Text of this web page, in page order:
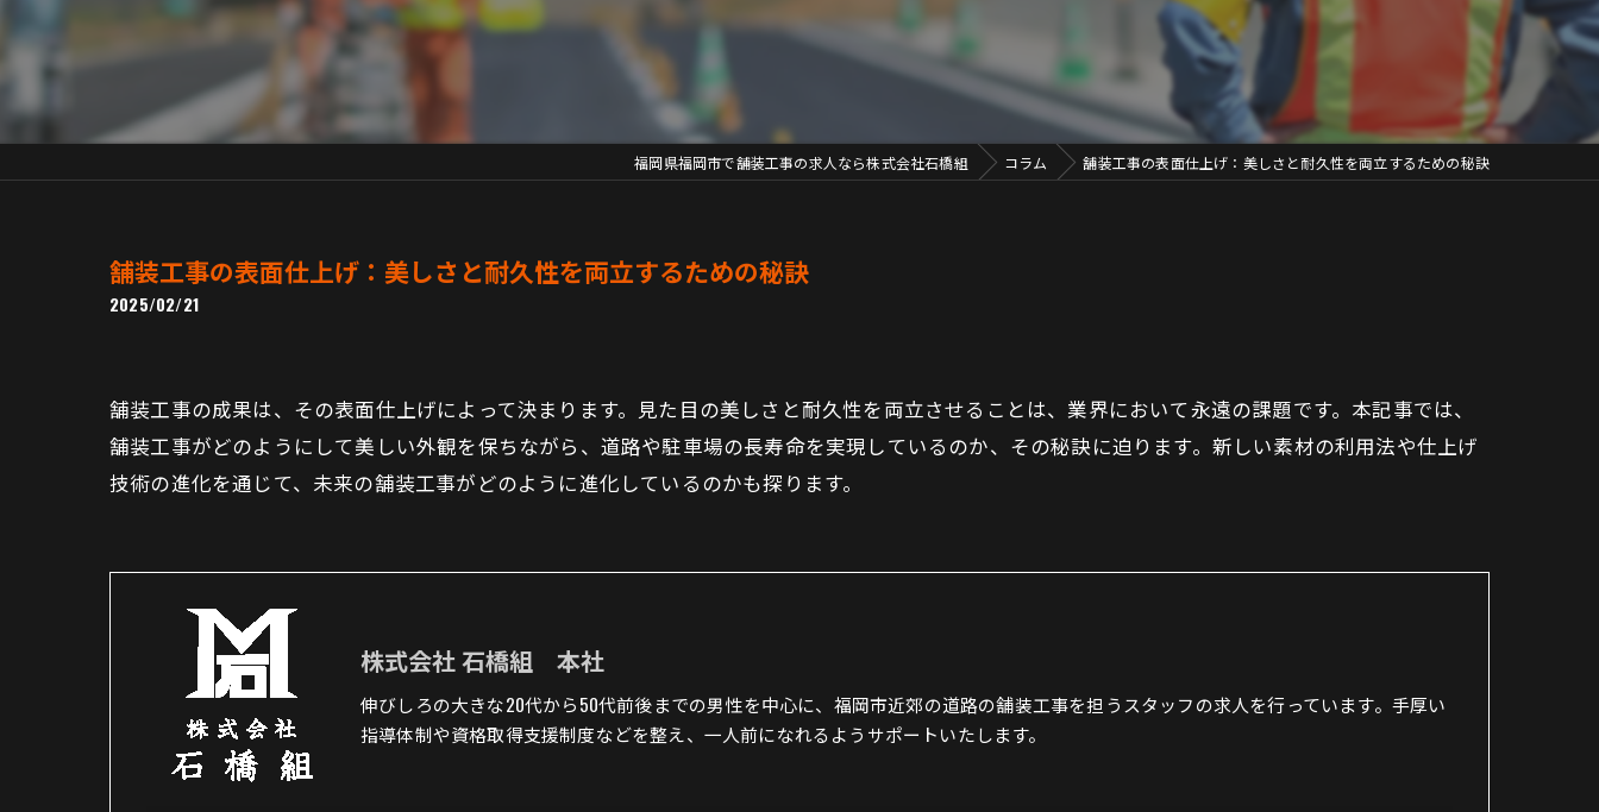
福岡県福岡市で舗装工事の求人なら株式会社石橋組 コラム 舗装工事の表面仕上げ：美しさと耐久性を両立するための秘訣
舗装工事の表面仕上げ：美しさと耐久性を両立するための秘訣
2025/02/21
舗装工事の成果は、その表面仕上げによって決まります。見た目の美しさと耐久性を両立させることは、業界において永遠の課題です。本記事では、
舗装工事がどのようにして美しい外観を保ちながら、道路や駐車場の長寿命を実現しているのか、その秘訣に迫ります。新しい素材の利用法や仕上げ
技術の進化を通じて、未来の舗装工事がどのように進化しているのかも探ります。
株式会社 石橋組 本社
伸びしろの大きな20代から50代前後までの男性を中心に、福岡市近郊の道路の舗装工事を担うスタッフの求人を行っています。手厚い
指導体制や資格取得支援制度などを整え、一人前になれるようサポートいたします。